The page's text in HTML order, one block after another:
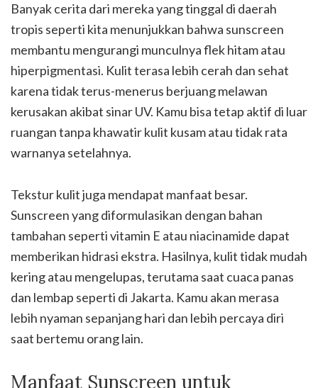
Banyak cerita dari mereka yang tinggal di daerah
tropis seperti kita menunjukkan bahwa sunscreen
membantu mengurangi munculnya flek hitam atau
hiperpigmentasi. Kulit terasa lebih cerah dan sehat
karena tidak terus-menerus berjuang melawan
kerusakan akibat sinar UV. Kamu bisa tetap aktif di luar
ruangan tanpa khawatir kulit kusam atau tidak rata
warnanya setelahnya.
Tekstur kulit juga mendapat manfaat besar.
Sunscreen yang diformulasikan dengan bahan
tambahan seperti vitamin E atau niacinamide dapat
memberikan hidrasi ekstra. Hasilnya, kulit tidak mudah
kering atau mengelupas, terutama saat cuaca panas
dan lembap seperti di Jakarta. Kamu akan merasa
lebih nyaman sepanjang hari dan lebih percaya diri
saat bertemu orang lain.
Manfaat Sunscreen untuk